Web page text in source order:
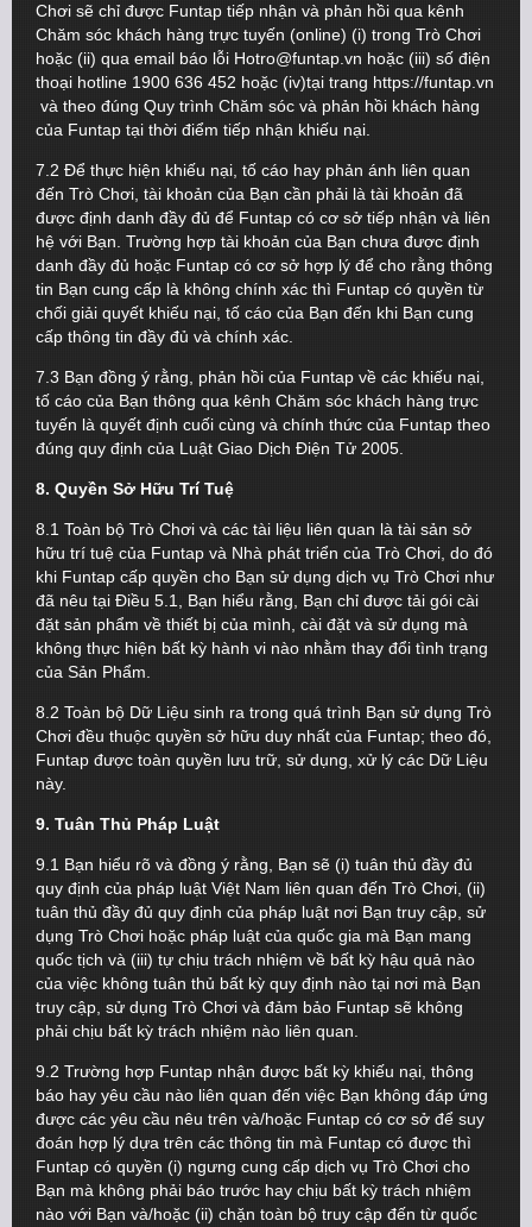
Chơi sẽ chỉ được Funtap tiếp nhận và phản hồi qua kênh
Chăm sóc khách hàng trực tuyến (online) (i) trong Trò Chơi
hoặc (ii) qua email báo lỗi Hotro@funtap.vn hoặc (iii) số điện
thoại hotline 1900 636 452 hoặc (iv)tại trang https://funtap.vn
và theo đúng Quy trình Chăm sóc và phản hồi khách hàng
của Funtap tại thời điểm tiếp nhận khiếu nại.
7.2 Để thực hiện khiếu nại, tố cáo hay phản ánh liên quan
đến Trò Chơi, tài khoản của Bạn cần phải là tài khoản đã
được định danh đầy đủ để Funtap có cơ sở tiếp nhận và liên
hệ với Bạn. Trường hợp tài khoản của Bạn chưa được định
danh đầy đủ hoặc Funtap có cơ sở hợp lý để cho rằng thông
tin Bạn cung cấp là không chính xác thì Funtap có quyền từ
chối giải quyết khiếu nại, tố cáo của Bạn đến khi Bạn cung
cấp thông tin đầy đủ và chính xác.
7.3 Bạn đồng ý rằng, phản hồi của Funtap về các khiếu nại,
tố cáo của Bạn thông qua kênh Chăm sóc khách hàng trực
tuyến là quyết định cuối cùng và chính thức của Funtap theo
đúng quy định của Luật Giao Dịch Điện Tử 2005.
8. Quyền Sở Hữu Trí Tuệ
8.1 Toàn bộ Trò Chơi và các tài liệu liên quan là tài sản sở
hữu trí tuệ của Funtap và Nhà phát triển của Trò Chơi, do đó
khi Funtap cấp quyền cho Bạn sử dụng dịch vụ Trò Chơi như
đã nêu tại Điều 5.1, Bạn hiểu rằng, Bạn chỉ được tải gói cài
đặt sản phẩm về thiết bị của mình, cài đặt và sử dụng mà
không thực hiện bất kỳ hành vi nào nhằm thay đổi tình trạng
của Sản Phẩm.
8.2 Toàn bộ Dữ Liệu sinh ra trong quá trình Bạn sử dụng Trò
Chơi đều thuộc quyền sở hữu duy nhất của Funtap; theo đó,
Funtap được toàn quyền lưu trữ, sử dụng, xử lý các Dữ Liệu
này.
9. Tuân Thủ Pháp Luật
9.1 Bạn hiểu rõ và đồng ý rằng, Bạn sẽ (i) tuân thủ đầy đủ
quy định của pháp luật Việt Nam liên quan đến Trò Chơi, (ii)
tuân thủ đầy đủ quy định của pháp luật nơi Bạn truy cập, sử
dụng Trò Chơi hoặc pháp luật của quốc gia mà Bạn mang
quốc tịch và (iii) tự chịu trách nhiệm về bất kỳ hậu quả nào
của việc không tuân thủ bất kỳ quy định nào tại nơi mà Bạn
truy cập, sử dụng Trò Chơi và đảm bảo Funtap sẽ không
phải chịu bất kỳ trách nhiệm nào liên quan.
9.2 Trường hợp Funtap nhận được bất kỳ khiếu nại, thông
báo hay yêu cầu nào liên quan đến việc Bạn không đáp ứng
được các yêu cầu nêu trên và/hoặc Funtap có cơ sở để suy
đoán hợp lý dựa trên các thông tin mà Funtap có được thì
Funtap có quyền (i) ngưng cung cấp dịch vụ Trò Chơi cho
Bạn mà không phải báo trước hay chịu bất kỳ trách nhiệm
nào với Bạn và/hoặc (ii) chặn toàn bộ truy cập đến từ quốc